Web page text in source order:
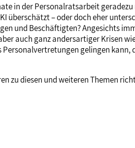
in der Personalratsarbeit
überschätzt – oder doch eher
und Beschäftigten? Angesichts
auch ganz andersartiger Krisen
gelingen kann,
zu diesen und weiteren Themen